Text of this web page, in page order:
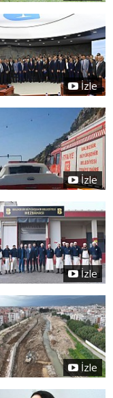
İzle
İzle
İzle
İzle